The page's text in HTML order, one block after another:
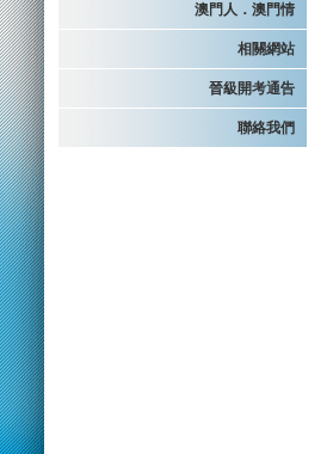
澳門人．澳門情
相關網站
晉級開考通告
聯絡我們